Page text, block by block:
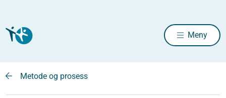
Meny
Metode og prosess